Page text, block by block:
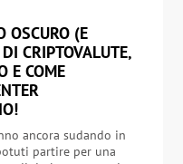
OSCURO (E
CRIPTOVALUTE,
E COME
ancora sudando in
partire per una